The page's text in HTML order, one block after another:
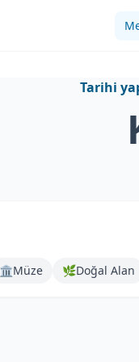
Tarihi
🏛️Müze 🌿Doğal Alan